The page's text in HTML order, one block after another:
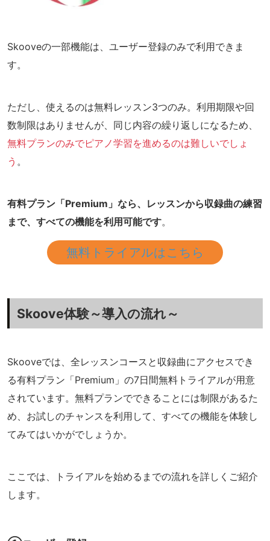
Skooveの一部機能は、ユーザー登録のみで利用できま
す。
ただし、使えるのは無料レッスン3つのみ。利用期限や回
数制限はありませんが、同じ内容の繰り返しになるため、
無料プランのみでピアノ学習を進めるのは難しいでしょ
う 。
有料プラン「Premium」なら、レッスンから収録曲の練習
まで、すべての機能を利用可能です。
無料トライアルはこちら
Skoove体験～導入の流れ～
Skooveでは、全レッスンコースと収録曲にアクセスでき
る有料プラン「Premium」の7日間無料トライアルが用意
されています。無料プランでできることには制限があるた
め、お試しのチャンスを利用して、すべての機能を体験し
てみてはいかがでしょうか。
ここでは、トライアルを始めるまでの流れを詳しくご紹介
します。